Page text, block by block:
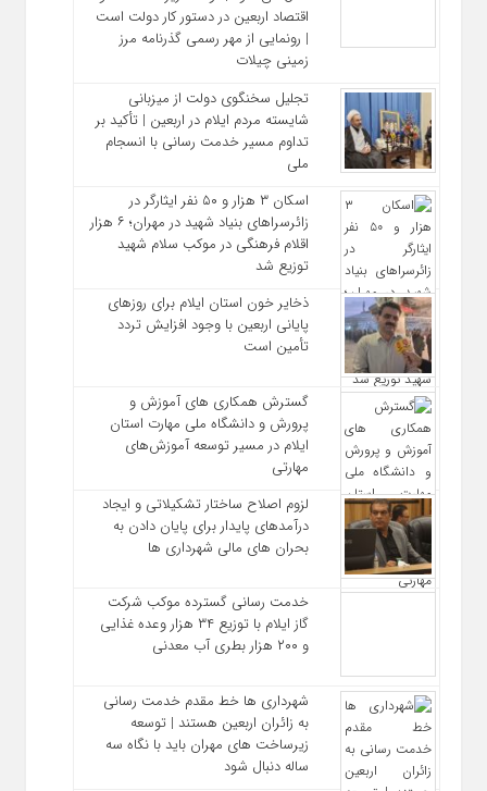
اقتصاد اربعین در دستور کار دولت است
| رونمایی از مهر رسمی گذرنامه مرز
زمینی چیلات
تجلیل سخنگوی دولت از میزبانی
شایسته مردم ایلام در اربعین | تأکید بر
تداوم مسیر خدمت‌ رسانی با انسجام
ملی
اسکان ۳ هزار و ۵۰ نفر ایثارگر در
زائرسراهای بنیاد شهید در مهران؛ ۶ هزار
اقلام فرهنگی در موکب سلام شهید
توزیع شد
ذخایر خون استان ایلام برای روزهای
پایانی اربعین با وجود افزایش تردد
تأمین است
گسترش همکاری‌ های آموزش و
پرورش و دانشگاه ملی مهارت استان
ایلام در مسیر توسعه آموزش‌های
مهارتی
لزوم اصلاح ساختار تشکیلاتی و ایجاد
درآمدهای پایدار برای پایان دادن به
بحران‌ های مالی شهرداری‌ ها
خدمت رسانی گسترده موکب شرکت
گاز ایلام با توزیع ۳۴ هزار وعده غذایی
و ۲۰۰ هزار بطری آب معدنی
شهرداری‌ ها خط مقدم خدمت ‌رسانی
به زائران اربعین هستند | توسعه
زیرساخت ‌های مهران باید با نگاه سه‌
ساله دنبال شود